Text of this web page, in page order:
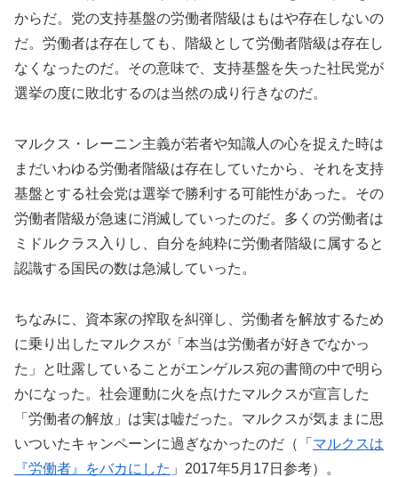
からだ。党の支持基盤の労働者階級はもはや存在しないの
だ。労働者は存在しても、階級として労働者階級は存在し
なくなったのだ。その意味で、支持基盤を失った社民党が
選挙の度に敗北するのは当然の成り行きなのだ。
マルクス・レーニン主義が若者や知識人の心を捉えた時は
まだいわゆる労働者階級は存在していたから、それを支持
基盤とする社会党は選挙で勝利する可能性があった。その
労働者階級が急速に消滅していったのだ。多くの労働者は
ミドルクラス入りし、自分を純粋に労働者階級に属すると
認識する国民の数は急減していった。
ちなみに、資本家の搾取を糾弾し、労働者を解放するため
に乗り出したマルクスが「本当は労働者が好きでなかっ
た」と吐露していることがエンゲルス宛の書簡の中で明ら
かになった。社会運動に火を点けたマルクスが宣言した
「労働者の解放」は実は嘘だった。マルクスが気ままに思
いついたキャンペーンに過ぎなかったのだ（「 マルクスは
『労働者』をバカにした 」2017年5月17日参考）。